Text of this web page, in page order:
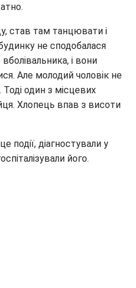
став там танцювати і
не сподобалася
і вони
Але молодий чоловік не
Тоді один з місцевих
Хлопець впав з висоти
події, діагностували у
його.